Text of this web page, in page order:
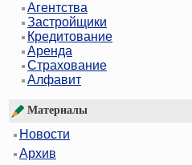
Агентства
Застройщики
Кредитование
Аренда
Страхование
Алфавит
Материалы
Новости
Архив